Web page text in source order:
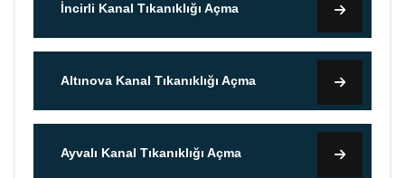
İncirli Kanal Tıkanıklığı Açma
Altınova Kanal Tıkanıklığı Açma
Ayvalı Kanal Tıkanıklığı Açma